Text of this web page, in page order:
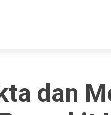
dan